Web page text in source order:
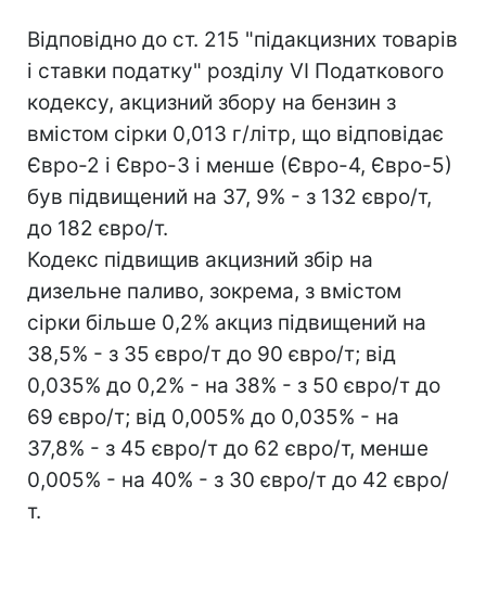
Відповідно до ст. 215 "підакцизних товарів
і ставки податку" розділу VI Податкового
кодексу, акцизний збору на бензин з
вмістом сірки 0,013 г/літр, що відповідає
Євро-2 і Євро-3 і менше (Євро-4, Євро-5)
був підвищений на 37, 9% - з 132 євро/т,
до 182 євро/т.
Кодекс підвищив акцизний збір на
дизельне паливо, зокрема, з вмістом
сірки більше 0,2% акциз підвищений на
38,5% - з 35 євро/т до 90 євро/т; від
0,035% до 0,2% - на 38% - з 50 євро/т до
69 євро/т; від 0,005% до 0,035% - на
37,8% - з 45 євро/т до 62 євро/т, менше
0,005% - на 40% - з 30 євро/т до 42 євро/
т.